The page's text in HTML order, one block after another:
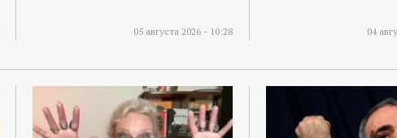
05 августа 2026 - 10:28 04